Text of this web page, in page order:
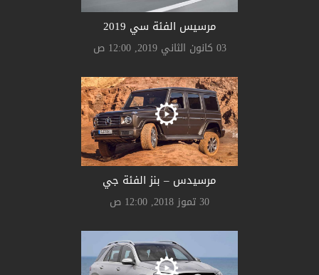
مرسيس الفئة سي 2019
03 كانون الثاني 2019, 12:00 ص
مرسيدس – بنز الفئة جي
30 تموز 2018, 12:00 ص